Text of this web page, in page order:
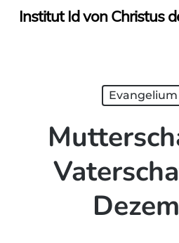
SkipInstitut Id von Christus
Evangelium